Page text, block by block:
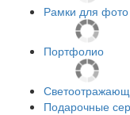
Рамки для
Портфолио
Подарочные